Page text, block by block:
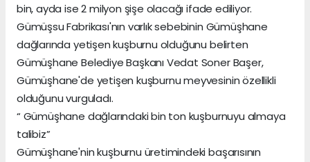
bin, ayda ise 2 milyon şişe olacağı ifade ediliyor.
Gümüşsu Fabrikası'nın varlık sebebinin Gümüşhane
dağlarında yetişen kuşburnu olduğunu belirten
Gümüşhane Belediye Başkanı Vedat Soner Başer,
Gümüşhane'de yetişen kuşburnu meyvesinin özellikli
olduğunu vurguladı.
“ Gümüşhane dağlarındaki bin ton kuşburnuyu almaya
talibiz”
Gümüşhane'nin kuşburnu üretimindeki başarısının